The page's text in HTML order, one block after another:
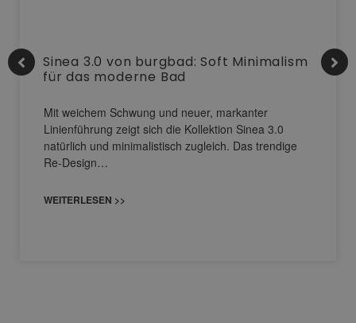
Sinea 3.0 von burgbad: Soft Minimalism
für das moderne Bad
Mit weichem Schwung und neuer, markanter
Linienführung zeigt sich die Kollektion Sinea 3.0
natürlich und minimalistisch zugleich. Das trendige
Re-Design…
WEITERLESEN >>